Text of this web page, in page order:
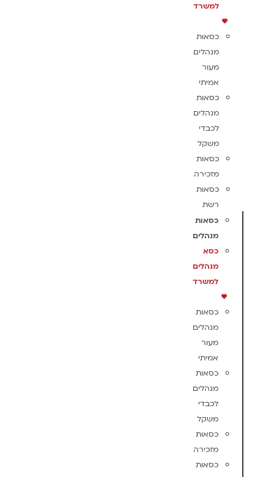
למשרד
כסאות
מנהלים
מעור
אמיתי
כסאות
מנהלים
לכבדי
משקל
כסאות
מזכירה
כסאות
רשת
כסאות
מנהלים
כסא
מנהלים
למשרד
כסאות
מנהלים
מעור
אמיתי
כסאות
מנהלים
לכבדי
משקל
כסאות
מזכירה
כסאות